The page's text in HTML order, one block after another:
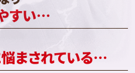
すい…
悩まされている…